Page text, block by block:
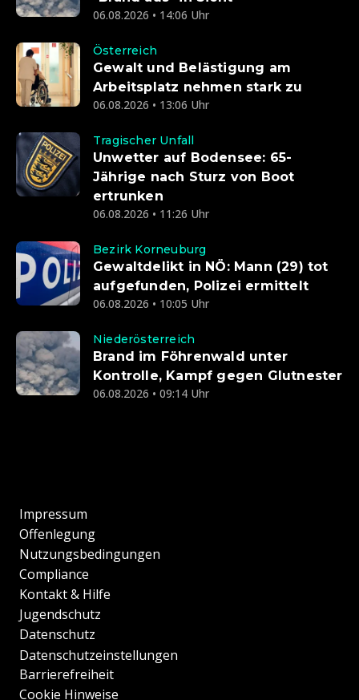
06.08.2026 • 14:06 Uhr
Österreich
Gewalt und Belästigung am
Arbeitsplatz nehmen stark zu
06.08.2026 • 13:06 Uhr
Tragischer Unfall
Unwetter auf Bodensee: 65-
Jährige nach Sturz von Boot
ertrunken
06.08.2026 • 11:26 Uhr
Bezirk Korneuburg
Gewaltdelikt in NÖ: Mann (29) tot
aufgefunden, Polizei ermittelt
06.08.2026 • 10:05 Uhr
Niederösterreich
Brand im Föhrenwald unter
Kontrolle, Kampf gegen Glutnester
06.08.2026 • 09:14 Uhr
Impressum
Offenlegung
Nutzungsbedingungen
Compliance
Kontakt & Hilfe
Jugendschutz
Datenschutz
Datenschutzeinstellungen
Barrierefreiheit
Cookie Hinweise